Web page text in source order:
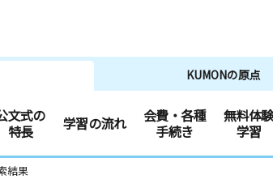
KUMONの原点
文式の
特長
学習の流れ
会費・各種
手続き
無料体験
学習
結果